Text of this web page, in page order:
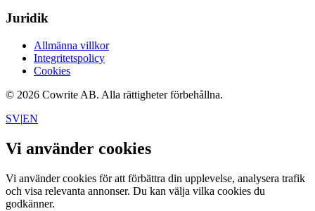
Juridik
Allmänna villkor
Integritetspolicy
Cookies
© 2026 Cowrite AB. Alla rättigheter förbehållna.
SV|EN
Vi använder cookies
Vi använder cookies för att förbättra din upplevelse, analysera trafik
och visa relevanta annonser. Du kan välja vilka cookies du
godkänner.